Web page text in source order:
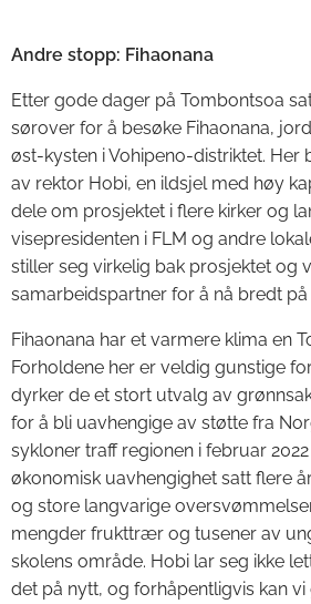
Andre stopp: Fihaonana
Etter gode dager på Tombontsoa
sørover for å besøke Fihaonana,
øst-kysten i Vohipeno-distriktet. Her
av rektor Hobi, en ildsjel med høy
dele om prosjektet i flere kirker og
visepresidenten i FLM og andre
stiller seg virkelig bak prosjektet og
samarbeidspartner for å nå bredt på
Fihaonana har et varmere klima en
Forholdene her er veldig gunstige
dyrker de et stort utvalg av
for å bli uavhengige av støtte fra
sykloner traff regionen i februar
økonomisk uavhengighet satt flere
og store langvarige
mengder frukttrær og tusener av
skolens område. Hobi lar seg ikke
det på nytt, og forhåpentligvis kan